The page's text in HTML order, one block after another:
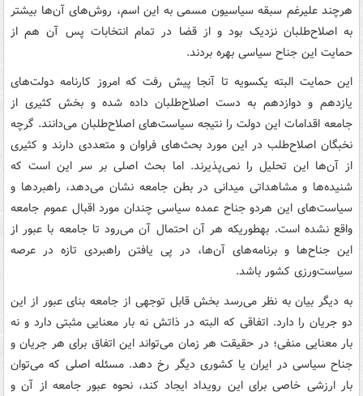
هرچند علی‏رغم سبقه سیاسیون مسمی به این اسم، روش‌های آن‌ها بیشتر
به اصلاح‌طلبان نزدیک بود و از قضا در تمام انتخابات پس آن هم از
حمایت این جناح سیاسی بهره بردند.
این حمایت البته یکسویه تا آنجا پیش رفت که امروز کارنامه دولت‌های
یازدهم و دوازدهم به دست اصلاح‌طلبان داده شده و بخش کثیری از
جامعه اقدامات این دولت را نتیجه سیاست‌های اصلاح‌طلبان می‌دانند. گرچه
نخبگان اصلاح‌طلب در این مورد بحث‌های فراوان و متعددی دارند و کثیری
از آن‌ها این تحلیل را نمی‌پذیرند. اما بحث اصلی بر سر این است که
شنیده‌ها و مشاهداتی میدانی در بطن جامعه نشان می‌دهد، راهبردها و
سیاست‌های این هردو جناح عمده سیاسی چندان مورد اقبال عموم جامعه
واقع نشده است. به‏طوری‏که هر آن احتمال آن می‌رود تا جامعه با عبور از
این جناح‌ها و برنامه‌های آن‌ها، در پی یافتن راهبردی تازه در عرصه
سیاست‌ورزی کشور باشد.
به دیگر بیان به نظر می‌رسد بخش قابل توجهی از جامعه بنای عبور از این
دو جریان را دارد. اتفاقی که البته در ذاتش نه بار معنایی مثبتی دارد و نه
بار معنایی منفی؛ در حقیقت هر زمان می‌تواند این اتفاق برای هر جریان و
جناح سیاسی در ایران یا کشوری دیگر رخ دهد. مسئله اصلی که می‌توان
بار ارزشی خاصی برای این رویداد ایجاد کند، نحوه عبور جامعه از آن و